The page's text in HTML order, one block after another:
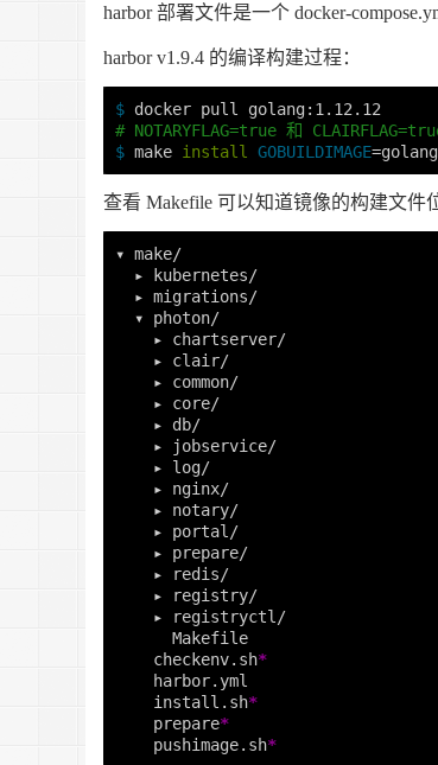
harbor 部署文件是一个 docker-
harbor v1.9.4 的编译构建过程：
$
# NOTARYFLAG=true 和
$ make install GOBUILDIMAGE=
查看 Makefile 可以知道镜像的构建文件
▾ make/
  ▸ kubernetes/
  ▸ migrations/
  ▾ photon/
    ▸ chartserver/
    ▸ clair/
    ▸ common/
    ▸ core/
    ▸ db/
    ▸ jobservice/
    ▸ log/
    ▸ nginx/
    ▸ notary/
    ▸ portal/
    ▸ prepare/
    ▸ redis/
    ▸ registry/
    ▸ registryctl/
      Makefile
    checkenv.sh
*
    harbor.yml
    install.sh
*
    prepare
*
    pushimage.sh
*